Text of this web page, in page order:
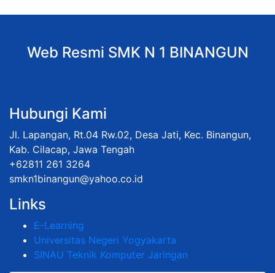
Web Resmi SMK N 1 BINANGUN
Hubungi Kami
Jl. Lapangan, Rt.04 Rw.02, Desa Jati, Kec. Binangun,
Kab. Cilacap, Jawa Tengah
+62811 261 3264
smkn1binangun@yahoo.co.id
Links
E-Learning
Universitas Negeri Yogyakarta
SINAU Teknik Komputer Jaringan